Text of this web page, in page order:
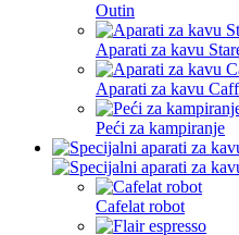
Outin
Aparati za kavu
Aparati za kavu
Peći za kampiranje
Cafelat robot